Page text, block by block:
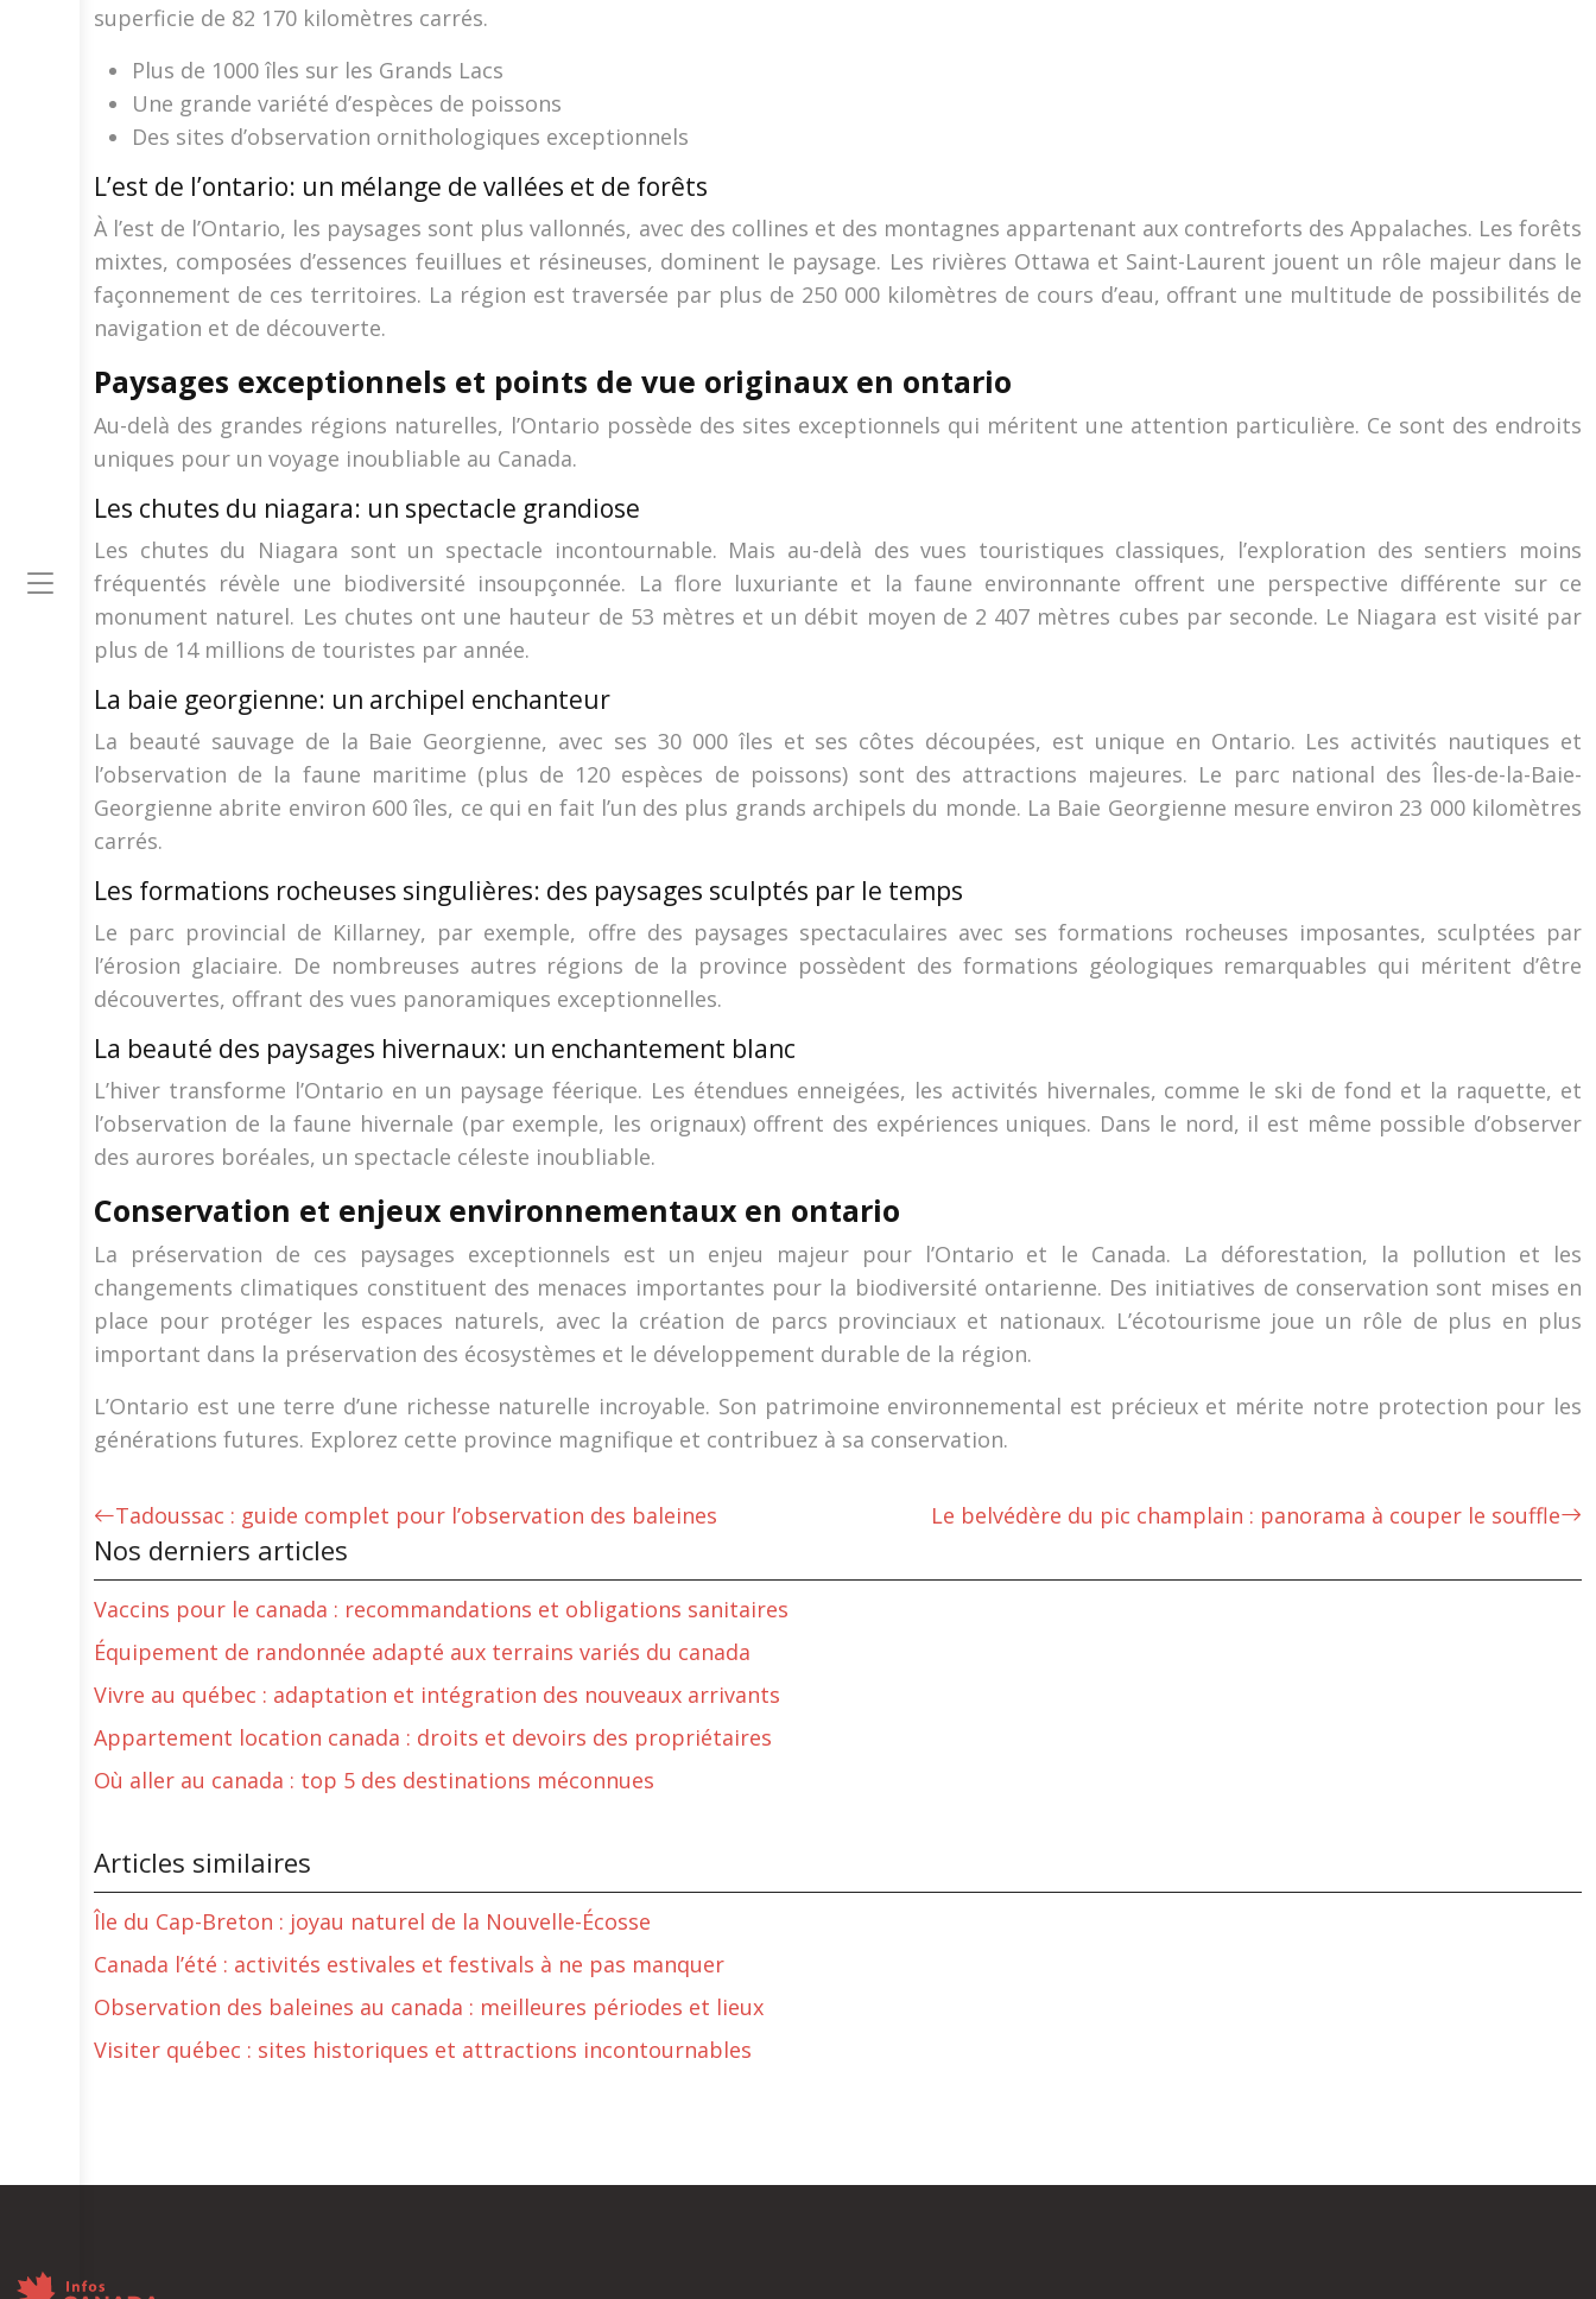
superficie de 82 170 kilomètres carrés.
Plus de 1000 îles sur les Grands Lacs
Une grande variété d’espèces de poissons
Des sites d’observation ornithologiques exceptionnels
L’est de l’ontario: un mélange de vallées et de forêts
À l’est de l’Ontario, les paysages sont plus vallonnés, avec des collines et des montagnes appartenant aux contreforts des Appalaches. Les forêts
mixtes, composées d’essences feuillues et résineuses, dominent le paysage. Les rivières Ottawa et Saint-Laurent jouent un rôle majeur dans le
façonnement de ces territoires. La région est traversée par plus de 250 000 kilomètres de cours d’eau, offrant une multitude de possibilités de
navigation et de découverte.
Paysages exceptionnels et points de vue originaux en ontario
Au-delà des grandes régions naturelles, l’Ontario possède des sites exceptionnels qui méritent une attention particulière. Ce sont des endroits
uniques pour un voyage inoubliable au Canada.
Les chutes du niagara: un spectacle grandiose
Les chutes du Niagara sont un spectacle incontournable. Mais au-delà des vues touristiques classiques, l’exploration des sentiers moins
fréquentés révèle une biodiversité insoupçonnée. La flore luxuriante et la faune environnante offrent une perspective différente sur ce
monument naturel. Les chutes ont une hauteur de 53 mètres et un débit moyen de 2 407 mètres cubes par seconde. Le Niagara est visité par
plus de 14 millions de touristes par année.
La baie georgienne: un archipel enchanteur
La beauté sauvage de la Baie Georgienne, avec ses 30 000 îles et ses côtes découpées, est unique en Ontario. Les activités nautiques et
l’observation de la faune maritime (plus de 120 espèces de poissons) sont des attractions majeures. Le parc national des Îles-de-la-Baie-
Georgienne abrite environ 600 îles, ce qui en fait l’un des plus grands archipels du monde. La Baie Georgienne mesure environ 23 000 kilomètres
carrés.
Les formations rocheuses singulières: des paysages sculptés par le temps
Le parc provincial de Killarney, par exemple, offre des paysages spectaculaires avec ses formations rocheuses imposantes, sculptées par
l’érosion glaciaire. De nombreuses autres régions de la province possèdent des formations géologiques remarquables qui méritent d’être
découvertes, offrant des vues panoramiques exceptionnelles.
La beauté des paysages hivernaux: un enchantement blanc
L’hiver transforme l’Ontario en un paysage féerique. Les étendues enneigées, les activités hivernales, comme le ski de fond et la raquette, et
l’observation de la faune hivernale (par exemple, les orignaux) offrent des expériences uniques. Dans le nord, il est même possible d’observer
des aurores boréales, un spectacle céleste inoubliable.
Conservation et enjeux environnementaux en ontario
La préservation de ces paysages exceptionnels est un enjeu majeur pour l’Ontario et le Canada. La déforestation, la pollution et les
changements climatiques constituent des menaces importantes pour la biodiversité ontarienne. Des initiatives de conservation sont mises en
place pour protéger les espaces naturels, avec la création de parcs provinciaux et nationaux. L’écotourisme joue un rôle de plus en plus
important dans la préservation des écosystèmes et le développement durable de la région.
L’Ontario est une terre d’une richesse naturelle incroyable. Son patrimoine environnemental est précieux et mérite notre protection pour les
générations futures. Explorez cette province magnifique et contribuez à sa conservation.
Tadoussac : guide complet pour l’observation des baleines Le belvédère du pic champlain : panorama à couper le souffle
Nos derniers articles
Vaccins pour le canada : recommandations et obligations sanitaires
Équipement de randonnée adapté aux terrains variés du canada
Vivre au québec : adaptation et intégration des nouveaux arrivants
Appartement location canada : droits et devoirs des propriétaires
Où aller au canada : top 5 des destinations méconnues
Articles similaires
Île du Cap-Breton : joyau naturel de la Nouvelle-Écosse
Canada l’été : activités estivales et festivals à ne pas manquer
Observation des baleines au canada : meilleures périodes et lieux
Visiter québec : sites historiques et attractions incontournables